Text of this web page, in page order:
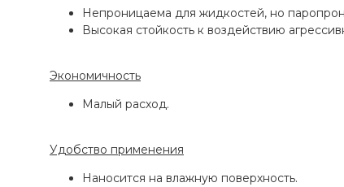
Непроницаема для жидкостей, но
Высокая стойкость к воздействию
Экономичность
Малый расход.
Удобство применения
Наносится на влажную поверхность.